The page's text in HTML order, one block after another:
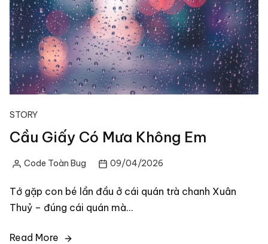
STORY
Cầu Giấy Có Mưa Không Em
PostedCode Toàn Bug 09/04/2026
Tớ gặp con bé lần đầu ở cái quán trà chanh Xuân
Thuỷ – đúng cái quán mà…
Read More